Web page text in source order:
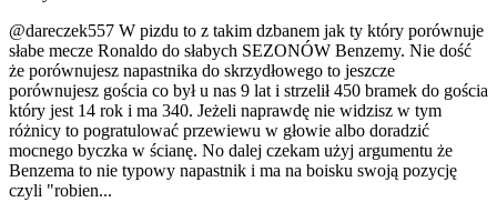
@dareczek557 W pizdu to z takim dzbanem jak ty który porównuje
słabe mecze Ronaldo do słabych SEZONÓW Benzemy. Nie dość
że porównujesz napastnika do skrzydłowego to jeszcze
porównujesz gościa co był u nas 9 lat i strzelił 450 bramek do gościa
który jest 14 rok i ma 340. Jeżeli naprawdę nie widzisz w tym
różnicy to pogratulować przewiewu w głowie albo doradzić
mocnego byczka w ścianę. No dalej czekam użyj argumentu że
Benzema to nie typowy napastnik i ma na boisku swoją pozycję
czyli "robien...